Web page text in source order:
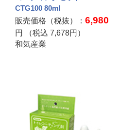
CTG100 80ml
販売価格（税抜）：6,980
円 （税込7,678円）
和気産業